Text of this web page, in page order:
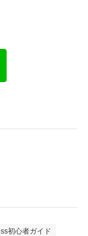
初心者ガイド